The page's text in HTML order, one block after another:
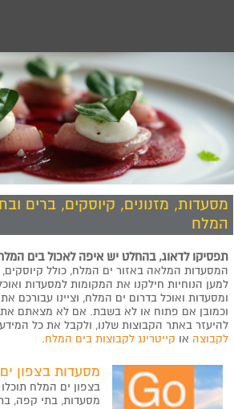
מסעדות, מזנונים, קיוסקים, ברים
המלח
תפסיקו לדאוג, בהחלט יש איפה לאכול בים
המסעדות המלאה באזור ים המלח, כולל קיוסקים,
למען הנוחיות חילקנו את המקומות למסעדות
ומסעדות ואוכל בדרום ים המלח, וציינו עבורכם
וכמובן אם פתוח או לא בשבת. אם לא מצאתם את
להיעזר באתר הקבוצות שלנו, ולקבל את כל
לקבוצה או קייטרינג לקבוצות בים המלח.
מסעדות בצפון
בצפון ים המלח
מסעדות, בתי קפה,